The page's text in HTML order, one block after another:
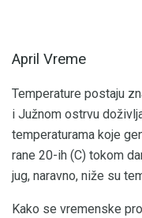
April Vreme
Temperature postaju
i Južnom ostrvu
temperaturama koje
rane 20-ih (C) tokom
jug, naravno, niže su
Kako se vremenske